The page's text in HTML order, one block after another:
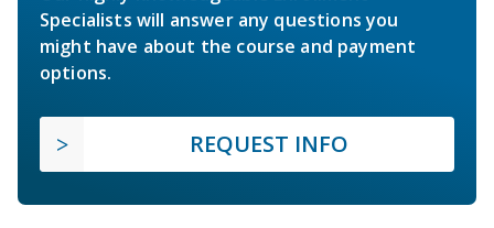
Specialists will answer any questions you
might have about the course and payment
options.
REQUEST INFO